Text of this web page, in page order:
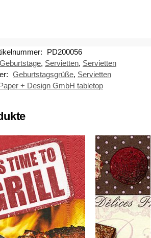
PD200056
Geburtstage, Servietten, Servietten
Geburtstagsgrüße, Servietten
+ Design GmbH tabletop